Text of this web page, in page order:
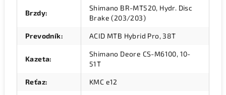
Brzdy:
Shimano BR-MT520, Hydr. Disc
Brake (203/203)
Prevodník: ACID MTB Hybrid Pro, 38T
Kazeta:
Shimano Deore CS-M6100, 10-
51T
Reťaz: KMC e12